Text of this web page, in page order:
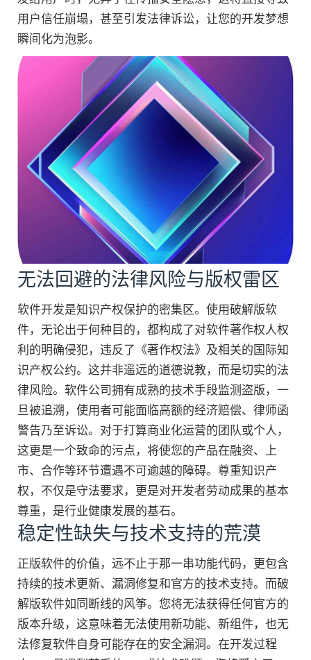
用户信任崩塌，甚至引发法律诉讼，让您的开发梦想
瞬间化为泡影。
无法回避的法律风险与版权雷区
软件开发是知识产权保护的密集区。使用破解版软
件，无论出于何种目的，都构成了对软件著作权人权
利的明确侵犯，违反了《著作权法》及相关的国际知
识产权公约。这并非遥远的道德说教，而是切实的法
律风险。软件公司拥有成熟的技术手段监测盗版，一
旦被追溯，使用者可能面临高额的经济赔偿、律师函
警告乃至诉讼。对于打算商业化运营的团队或个人，
这更是一个致命的污点，将使您的产品在融资、上
市、合作等环节遭遇不可逾越的障碍。尊重知识产
权，不仅是守法要求，更是对开发者劳动成果的基本
尊重，是行业健康发展的基石。
稳定性缺失与技术支持的荒漠
正版软件的价值，远不止于那一串功能代码，更包含
持续的技术更新、漏洞修复和官方的技术支持。而破
解版软件如同断线的风筝。您将无法获得任何官方的
版本升级，这意味着无法使用新功能、新组件，也无
法修复软件自身可能存在的安全漏洞。在开发过程